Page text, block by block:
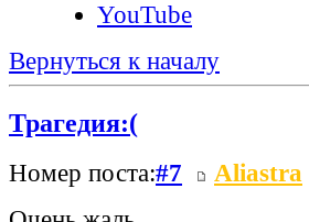
YouTube
Вернуться к началу
Трагедия:(
Номер поста:#7 Aliastra